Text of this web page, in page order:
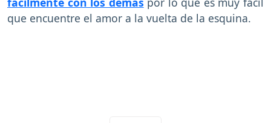
que encuentre el amor a la vuelta de la esquina.